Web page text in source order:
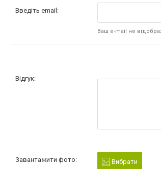
Введіть email:
Ваш e-mail не
Відгук:
Завантажити фото: Вибрати